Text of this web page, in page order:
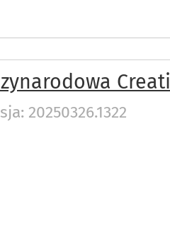
20250326.1322